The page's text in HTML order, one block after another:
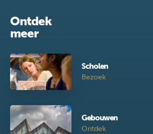
Ontdek
meer
Scholen
Bezoek
Gebouwen
Ontdek